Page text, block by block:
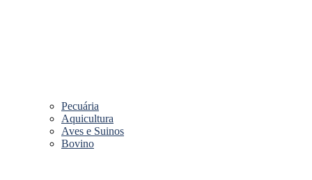
Pecuária
Aquicultura
Aves e Suinos
Bovino